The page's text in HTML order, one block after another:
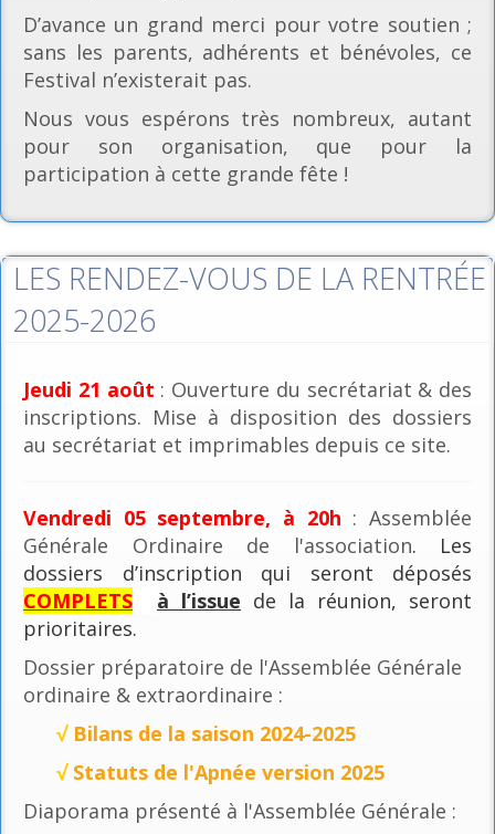
D’avance un grand merci pour votre soutien ;
sans les parents, adhérents et bénévoles, ce
Festival n’existerait pas.
Nous vous espérons très nombreux, autant
pour son organisation, que pour la
participation à cette grande fête !
LES RENDEZ-VOUS DE LA RENTRÉE
2025-2026
Jeudi 21 août : Ouverture du secrétariat & des
inscriptions. Mise à disposition des dossiers
au secrétariat et imprimables depuis ce site.
Vendredi 05 septembre, à 20h : Assemblée
Générale Ordinaire de l'association. Les
dossiers d’inscription qui seront déposés
COMPLETS
à l’issue de la réunion, seront
prioritaires.
Dossier préparatoire de l'Assemblée Générale
ordinaire & extraordinaire :
√ Bilans de la saison 2024-2025
√ Statuts de l'Apnée version 2025
Diaporama présenté à l'Assemblée Générale :